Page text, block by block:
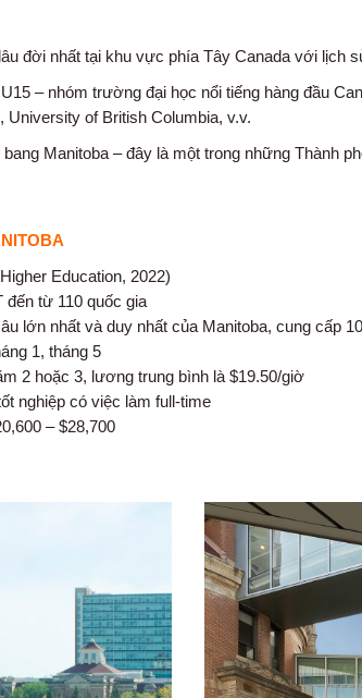
đời nhất tại khu vực phía Tây Canada với lịch
– nhóm trường đại học nổi tiếng hàng đầu
University of British Columbia, v.v.
Manitoba – đây là một trong những Thành
Education, 2022)
đến từ 110 quốc gia
lớn nhất và duy nhất của Manitoba, cung cấp
1, tháng 5
2 hoặc 3, lương trung bình là $19.50/giờ
nghiệp có việc làm full-time
– $28,700